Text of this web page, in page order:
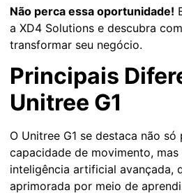
Não perca essa oportunidade!
a XD4 Solutions e descubra
transformar seu negócio.
Principais
Unitree G1
O Unitree G1 se destaca não
capacidade de movimento, mas
inteligência artificial avançada,
aprimorada por meio de